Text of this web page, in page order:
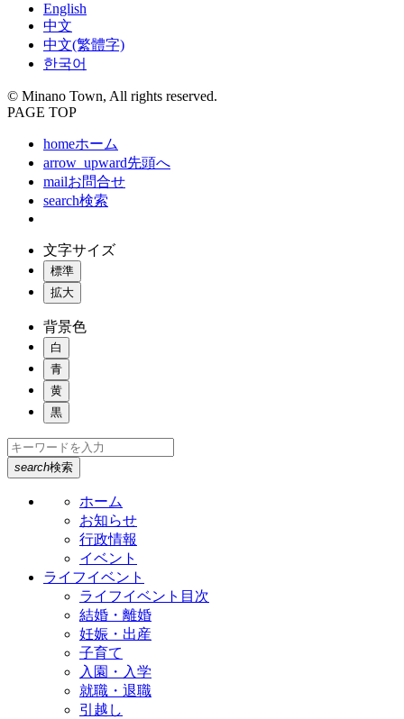
English
中文
中文(繁體字)
한국어
© Minano Town, All rights reserved.
PAGE TOP
homeホーム
arrow_upward先頭へ
mailお問合せ
search検索
文字サイズ
標準
拡大
背景色
白
青
黄
黒
search検索
ホーム
お知らせ
行政情報
イベント
ライフイベント
ライフイベント目次
結婚・離婚
妊娠・出産
子育て
入園・入学
就職・退職
引越し